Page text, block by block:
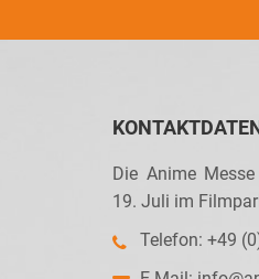
Die Anime
19. Juli im
Telefon: +49